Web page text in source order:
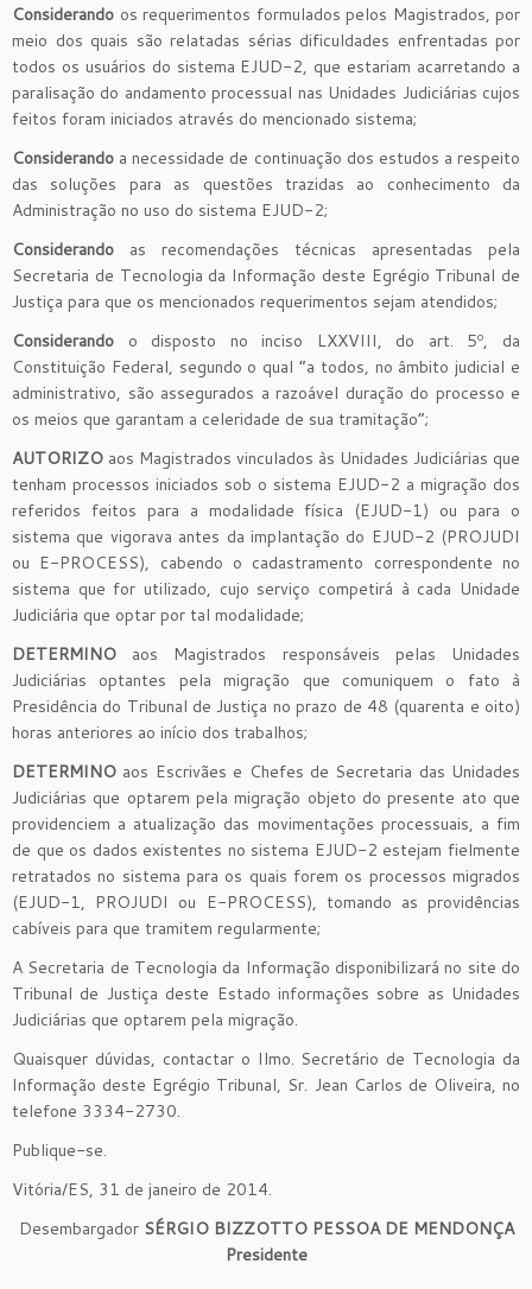
Considerando os requerimentos formulados pelos Magistrados, por
meio dos quais são relatadas sérias dificuldades enfrentadas por
todos os usuários do sistema EJUD-2, que estariam acarretando a
paralisação do andamento processual nas Unidades Judiciárias cujos
feitos foram iniciados através do mencionado sistema;
Considerando a necessidade de continuação dos estudos a respeito
das soluções para as questões trazidas ao conhecimento da
Administração no uso do sistema EJUD-2;
Considerando as recomendações técnicas apresentadas pela
Secretaria de Tecnologia da Informação deste Egrégio Tribunal de
Justiça para que os mencionados requerimentos sejam atendidos;
Considerando o disposto no inciso LXXVIII, do art. 5º, da
Constituição Federal, segundo o qual “a todos, no âmbito judicial e
administrativo, são assegurados a razoável duração do processo e
os meios que garantam a celeridade de sua tramitação”;
AUTORIZO aos Magistrados vinculados às Unidades Judiciárias que
tenham processos iniciados sob o sistema EJUD-2 a migração dos
referidos feitos para a modalidade física (EJUD-1) ou para o
sistema que vigorava antes da implantação do EJUD-2 (PROJUDI
ou E-PROCESS), cabendo o cadastramento correspondente no
sistema que for utilizado, cujo serviço competirá à cada Unidade
Judiciária que optar por tal modalidade;
DETERMINO aos Magistrados responsáveis pelas Unidades
Judiciárias optantes pela migração que comuniquem o fato à
Presidência do Tribunal de Justiça no prazo de 48 (quarenta e oito)
horas anteriores ao início dos trabalhos;
DETERMINO aos Escrivães e Chefes de Secretaria das Unidades
Judiciárias que optarem pela migração objeto do presente ato que
providenciem a atualização das movimentações processuais, a fim
de que os dados existentes no sistema EJUD-2 estejam fielmente
retratados no sistema para os quais forem os processos migrados
(EJUD-1, PROJUDI ou E-PROCESS), tomando as providências
cabíveis para que tramitem regularmente;
A Secretaria de Tecnologia da Informação disponibilizará no site do
Tribunal de Justiça deste Estado informações sobre as Unidades
Judiciárias que optarem pela migração.
Quaisquer dúvidas, contactar o Ilmo. Secretário de Tecnologia da
Informação deste Egrégio Tribunal, Sr. Jean Carlos de Oliveira, no
telefone 3334-2730.
Publique-se.
Vitória/ES, 31 de janeiro de 2014.
DesembargadorSÉRGIO BIZZOTTO PESSOA DE MENDONÇA
Presidente